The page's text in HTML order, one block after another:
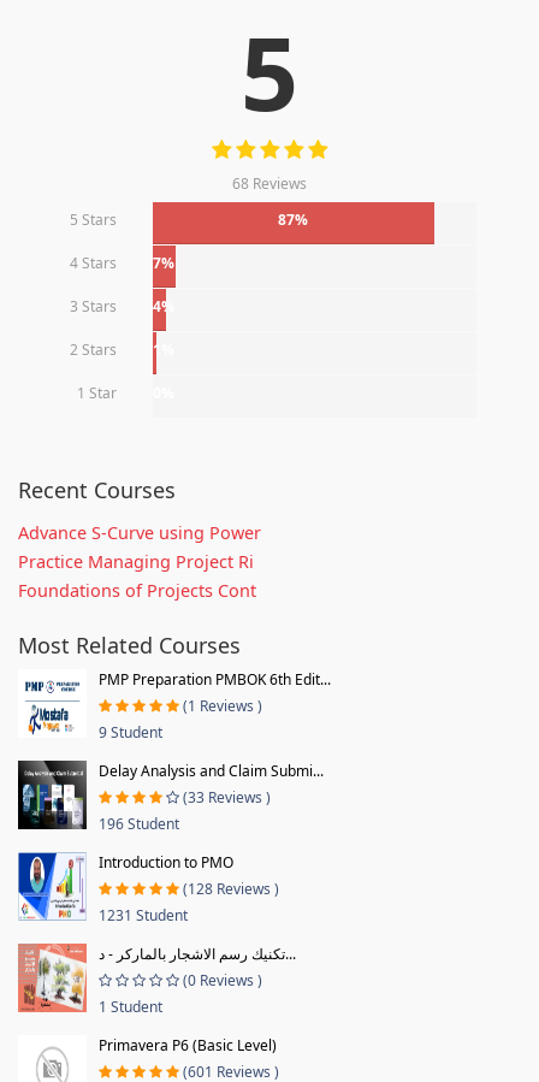
5
68 Reviews
5 Stars
87%
4 Stars 7%
3 Stars 4%
2 Stars 1%
1 Star
Recent Courses
Advance S-Curve using Power
Practice Managing Project Ri
Foundations of Projects Cont
Most Related Courses
PMP Preparation PMBOK 6th Edit...
(1 Reviews )
9 Student
Delay Analysis and Claim Submi...
(33 Reviews )
196 Student
Introduction to PMO
(128 Reviews )
1231 Student
تكنيك رسم الاشجار بالماركر - د...
(0 Reviews )
1 Student
Primavera P6 (Basic Level)
(601 Reviews )